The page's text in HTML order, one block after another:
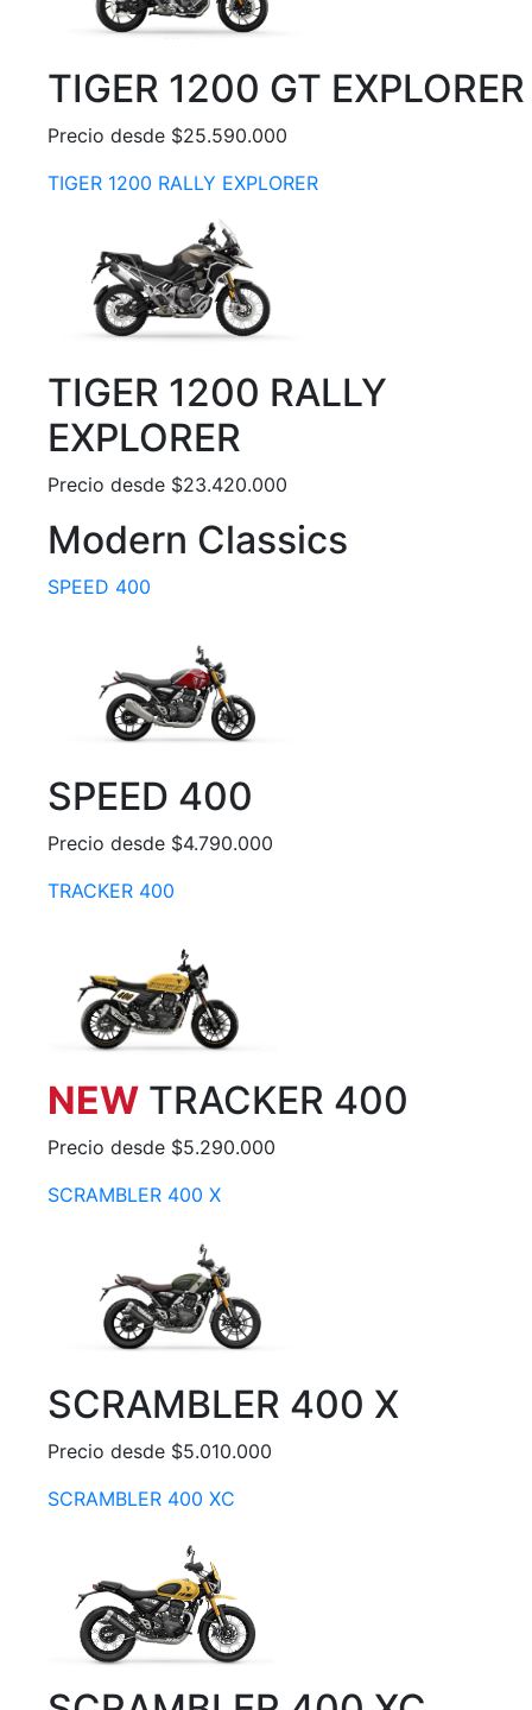
TIGER 1200 GT EXPLORER
Precio desde $25.590.000
TIGER 1200 RALLY EXPLORER
TIGER 1200 RALLY
EXPLORER
Precio desde $23.420.000
Modern Classics
SPEED 400
SPEED 400
Precio desde $4.790.000
TRACKER 400
NEW TRACKER 400
Precio desde $5.290.000
SCRAMBLER 400 X
SCRAMBLER 400 X
Precio desde $5.010.000
SCRAMBLER 400 XC